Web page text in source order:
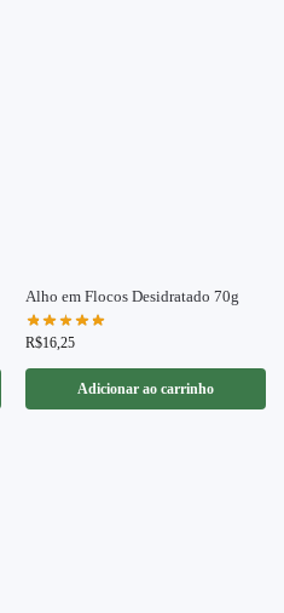
Alho em Flocos Desidratado 70g
R$16,25
Adicionar ao carrinho